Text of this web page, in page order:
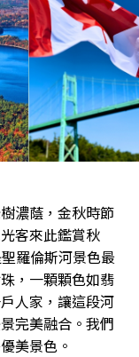
濃蔭，金秋時節
客來此鑑賞秋
羅倫斯河景色最
，一顆顆色如翡
人家，讓這段河
完美融合。我們
美景色。